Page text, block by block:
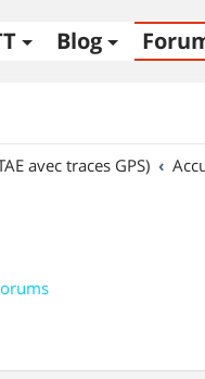
Blog
avec traces GPS)